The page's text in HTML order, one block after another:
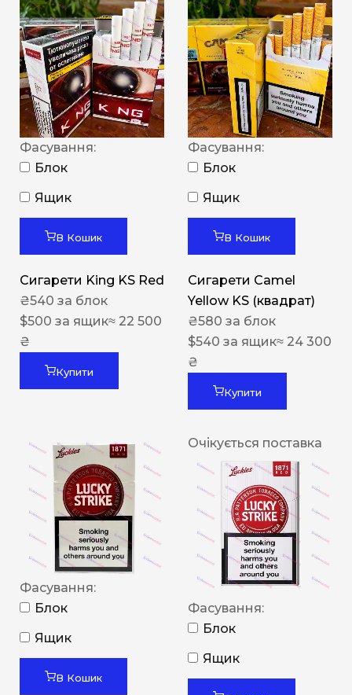
Фасування:
Блок
Ящик
В Кошик
Сигарети King KS Red
₴540 за блок
$500 за ящик≈ 22 500
₴
Купити
Фасування:
Блок
Ящик
В Кошик
Сигарети Camel
Yellow KS (квадрат)
₴580 за блок
$540 за ящик≈ 24 300
₴
Купити
Фасування:
Блок
Ящик
В Кошик
Очікується поставка
Фасування:
Блок
Ящик